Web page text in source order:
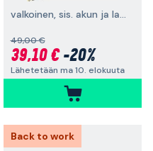
valkoinen, sis. akun ja laturin
49,00 €
39,10 €-20%
Lähetetään ma 10. elokuuta
Back to work